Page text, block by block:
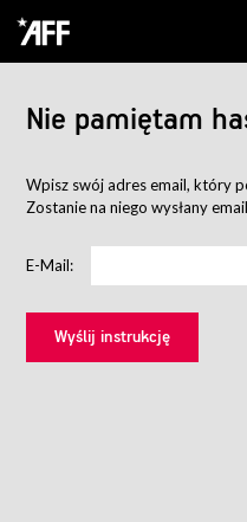
Nie pamiętam
Wpisz swój adres email, który
Zostanie na niego wysłany
E-Mail: